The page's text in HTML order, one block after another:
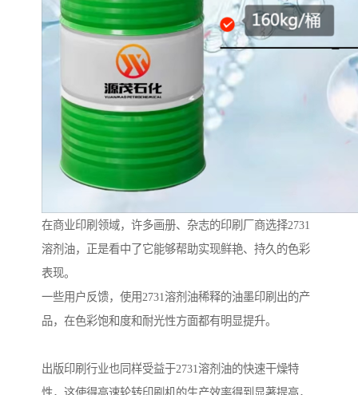
在商业印刷领域，许多画册、杂志的印刷厂商选择2731
溶剂油，正是看中了它能够帮助实现鲜艳、持久的色彩
表现。
一些用户反馈，使用2731溶剂油稀释的油墨印刷出的产
品，在色彩饱和度和耐光性方面都有明显提升。
出版印刷行业也同样受益于2731溶剂油的快速干燥特
性，这使得高速轮转印刷机的生产效率得到显著提高，